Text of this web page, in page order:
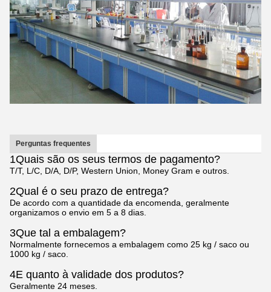
Perguntas frequentes
1Quais são os seus termos de pagamento?
T/T, L/C, D/A, D/P, Western Union, Money Gram e outros.
2Qual é o seu prazo de entrega?
De acordo com a quantidade da encomenda, geralmente
organizamos o envio em 5 a 8 dias.
3Que tal a embalagem?
Normalmente fornecemos a embalagem como 25 kg / saco ou
1000 kg / saco.
4E quanto à validade dos produtos?
Geralmente 24 meses.